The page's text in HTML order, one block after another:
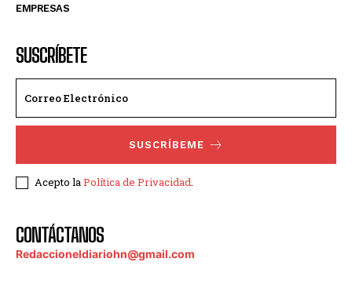
EMPRESAS
SUSCRÍBETE
SUSCRÍBEME
Acepto laPolítica de Privacidad.
CONTÁCTANOS
Redaccioneldiariohn@gmail.com